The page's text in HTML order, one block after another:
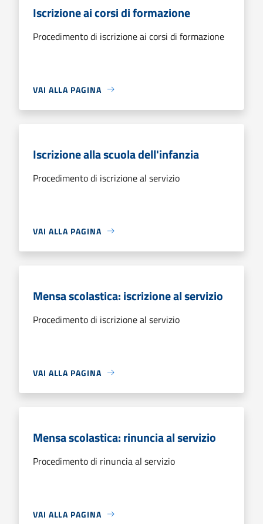
Iscrizione ai corsi di formazione
Procedimento di iscrizione ai corsi di formazione
VAI ALLA PAGINA
Iscrizione alla scuola dell'infanzia
Procedimento di iscrizione al servizio
VAI ALLA PAGINA
Mensa scolastica: iscrizione al servizio
Procedimento di iscrizione al servizio
VAI ALLA PAGINA
Mensa scolastica: rinuncia al servizio
Procedimento di rinuncia al servizio
VAI ALLA PAGINA